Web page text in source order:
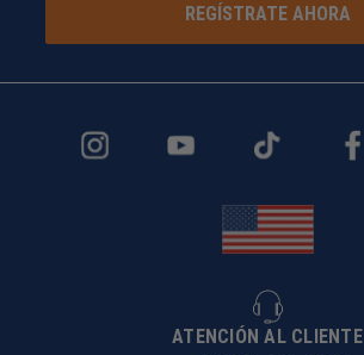
REGÍSTRATE AHORA
ATENCIÓN AL CLIENTE